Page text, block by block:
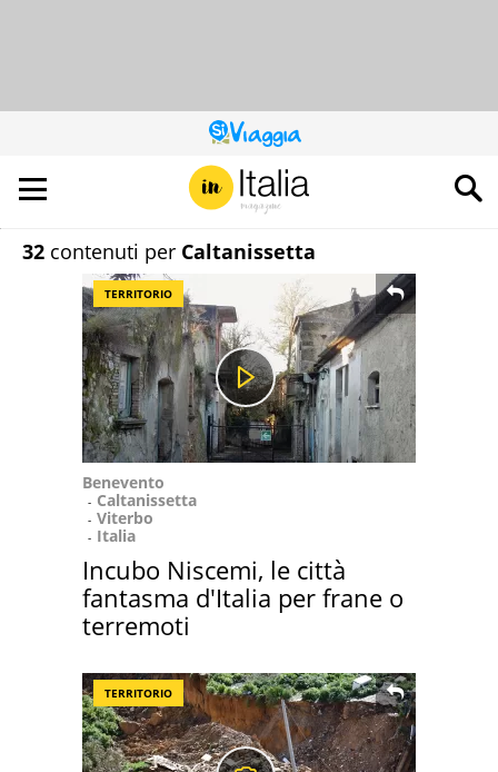
QUESTO
SITO
CONTRIBUISCE
ALL’AUDIENCE
DI
32 contenuti per Caltanissetta
TERRITORIO
Benevento
Caltanissetta
Viterbo
Italia
Incubo Niscemi, le città
fantasma d'Italia per frane o
terremoti
TERRITORIO